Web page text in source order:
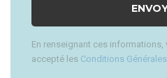
En renseignant ces informations,
accepté les Conditions